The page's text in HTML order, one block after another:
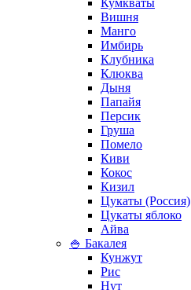
Кумкваты
Вишня
Манго
Имбирь
Клубника
Клюква
Дыня
Папайя
Персик
Груша
Помело
Киви
Кокос
Кизил
Цукаты (Россия)
Цукаты яблоко
Айва
🍚 Бакалея
Кунжут
Рис
Нут